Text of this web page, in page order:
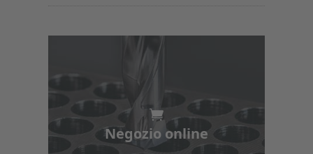
Negozio online
Negozio online